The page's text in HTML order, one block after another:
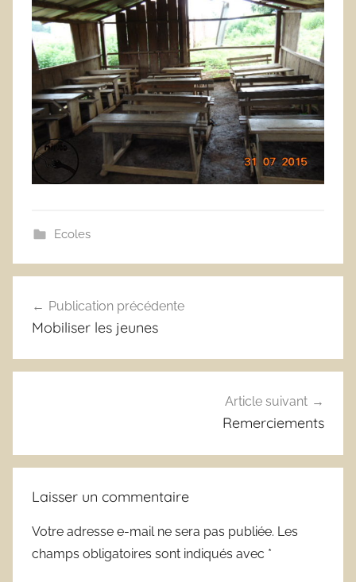
Ecoles
de
Publication précédente
Mobiliser les jeunes
Article suivant
Remerciements
Laisser un commentaire
Votre adresse e-mail ne sera pas publiée. Les
champs obligatoires sont indiqués avec *